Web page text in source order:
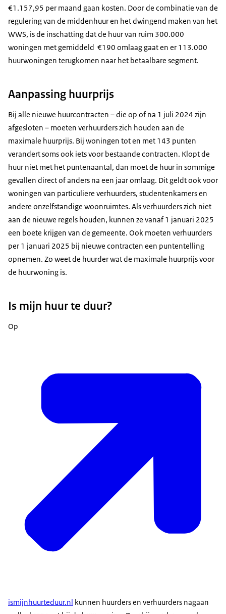
€1.157,95 per maand gaan kosten. Door de combinatie van de
regulering van de middenhuur en het dwingend maken van het
WWS, is de inschatting dat de huur van ruim 300.000
woningen met gemiddeld €190 omlaag gaat en er 113.000
huurwoningen terugkomen naar het betaalbare segment.
Aanpassing huurprijs
Bij alle nieuwe huurcontracten – die op of na 1 juli 2024 zijn
afgesloten – moeten verhuurders zich houden aan de
maximale huurprijs. Bij woningen tot en met 143 punten
verandert soms ook iets voor bestaande contracten. Klopt de
huur niet met het puntenaantal, dan moet de huur in sommige
gevallen direct of anders na een jaar omlaag. Dit geldt ook voor
woningen van particuliere verhuurders, studentenkamers en
andere onzelfstandige woonruimtes. Als verhuurders zich niet
aan de nieuwe regels houden, kunnen ze vanaf 1 januari 2025
een boete krijgen van de gemeente. Ook moeten verhuurders
per 1 januari 2025 bij nieuwe contracten een puntentelling
opnemen. Zo weet de huurder wat de maximale huurprijs voor
de huurwoning is.
Is mijn huur te duur?
Op
ismijnhuurteduur.nl kunnen huurders en verhuurders nagaan